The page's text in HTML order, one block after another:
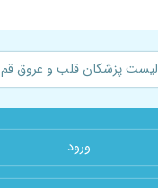
لیست پزشکان قلب و عروق قم
ورود